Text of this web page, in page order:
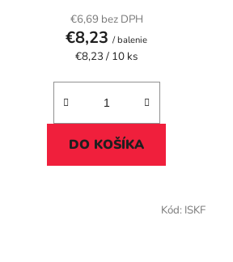
€6,69 bez DPH
€8,23/ balenie
Jednotková
€8,23 / 10 ks
DO KOŠÍKA
Kód: ISKF